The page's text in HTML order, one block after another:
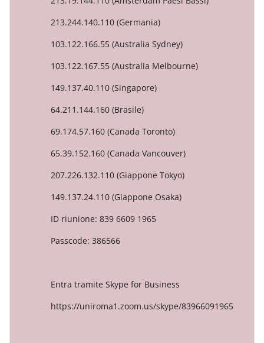
213.244.140.110 (Germania)
103.122.166.55 (Australia Sydney)
103.122.167.55 (Australia Melbourne)
149.137.40.110 (Singapore)
64.211.144.160 (Brasile)
69.174.57.160 (Canada Toronto)
65.39.152.160 (Canada Vancouver)
207.226.132.110 (Giappone Tokyo)
149.137.24.110 (Giappone Osaka)
ID riunione: 839 6609 1965
Passcode: 386566
Entra tramite Skype for Business
https://uniroma1.zoom.us/skype/83966091965